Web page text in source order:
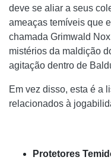
deve se aliar a seus
ameaças temíveis que
chamada Grimwald
mistérios da maldição
agitação dentro de
Em vez disso, esta é a
relacionados à
Protetores